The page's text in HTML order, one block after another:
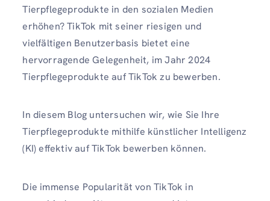
Tierpflegeprodukte in den sozialen Medien
erhöhen? TikTok mit seiner riesigen und
vielfältigen Benutzerbasis bietet eine
hervorragende Gelegenheit, im Jahr 2024
Tierpflegeprodukte auf TikTok zu bewerben.
In diesem Blog untersuchen wir, wie Sie Ihre
Tierpflegeprodukte mithilfe künstlicher Intelligenz
(KI) effektiv auf TikTok bewerben können.
Die immense Popularität von TikTok in